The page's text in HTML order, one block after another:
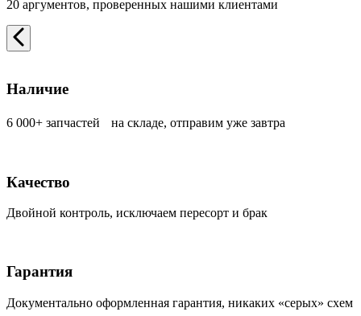
20 аргументов, проверенных нашими клиентами
Наличие
6 000+ запчастей на складе, отправим уже завтра
Качество
Двойной контроль, исключаем пересорт и брак
Гарантия
Документально оформленная гарантия, никаких «серых» схем